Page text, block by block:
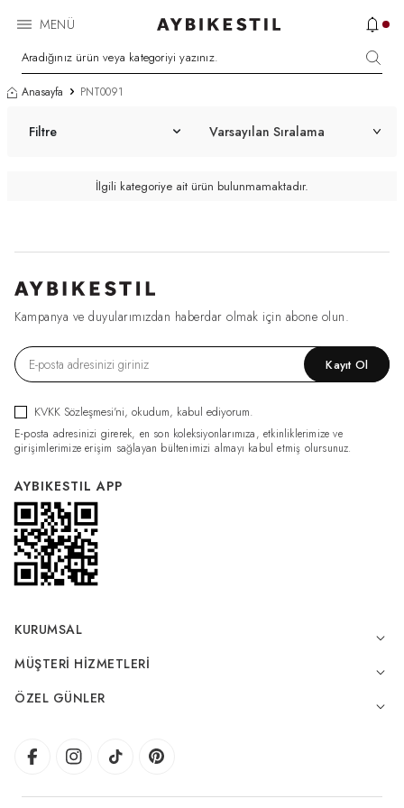
MENÜ
Anasayfa PNT0091
Filtre
İlgili kategoriye ait ürün bulunmamaktadır.
Kampanya ve duyularımızdan haberdar olmak için abone olun.
Kayıt Ol
KVKK Sözleşmesi'ni, okudum, kabul ediyorum.
E-posta adresinizi girerek, en son koleksiyonlarımıza, etkinliklerimize ve
girişimlerimize erişim sağlayan bültenimizi almayı kabul etmiş olursunuz.
AYBIKESTIL APP
KURUMSAL
MÜŞTERI HIZMETLERI
ÖZEL GÜNLER